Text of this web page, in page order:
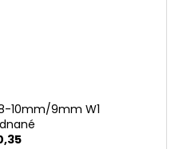
10mm/9mm W1